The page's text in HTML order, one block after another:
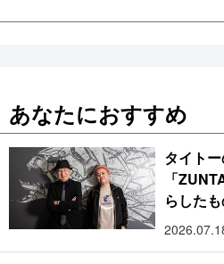
あなたにおすすめ
タイト
「
らした